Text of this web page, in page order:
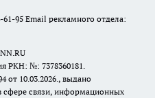
95 Email рекламного отдела:
РКН: №: 7378360181.
от 10.03.2026., выдано
сфере связи, информационных